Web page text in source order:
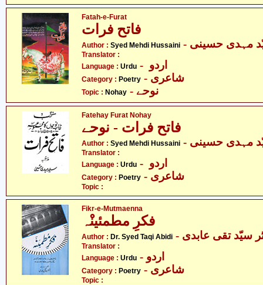
Fatah-e-Furat
Author : Syed Mehdi Hussaini مہدی حسینی
Translator :
Language : Urdu
Category : Poetry - شاعری
Topic : Nohay
Fatehay Furat Nohay
فاتح فرات - نوحے
Author : Syed Mehdi Hussaini مہدی حسینی
Translator :
Language : Urdu
Category : Poetry - شاعری
Topic :
Fikr-e-Mutmaenna
فکرِ مطمئینْہ
Author : Dr. Syed Taqi Abidi سیّد تقی عابدی
Translator :
Language : Urdu - اردو
Category : Poetry - شاعری
Topic :